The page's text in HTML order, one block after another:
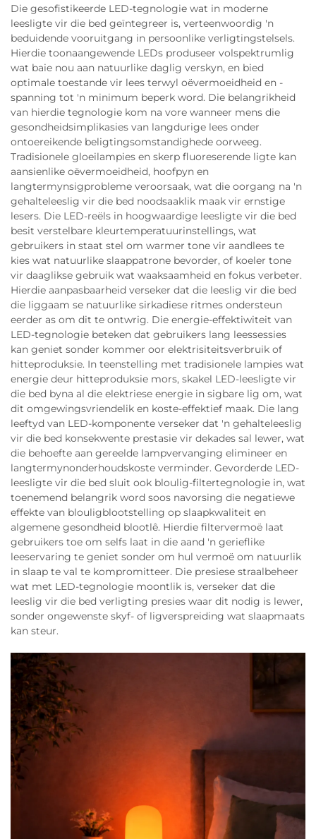
Die gesofistikeerde LED-tegnologie wat in moderne
leesligte vir die bed geïntegreer is, verteenwoordig 'n
beduidende vooruitgang in persoonlike verligtingstelsels.
Hierdie toonaangewende LEDs produseer volspektrumlig
wat baie nou aan natuurlike daglig verskyn, en bied
optimale toestande vir lees terwyl oëvermoeidheid en -
spanning tot 'n minimum beperk word. Die belangrikheid
van hierdie tegnologie kom na vore wanneer mens die
gesondheidsimplikasies van langdurige lees onder
ontoereikende beligtingsomstandighede oorweeg.
Tradisionele gloeilampies en skerp fluoreserende ligte kan
aansienlike oëvermoeidheid, hoofpyn en
langtermynsigprobleme veroorsaak, wat die oorgang na 'n
gehalteleeslig vir die bed noodsaaklik maak vir ernstige
lesers. Die LED-reëls in hoogwaardige leesligte vir die bed
besit verstelbare kleurtemperatuurinstellings, wat
gebruikers in staat stel om warmer tone vir aandlees te
kies wat natuurlike slaappatrone bevorder, of koeler tone
vir daaglikse gebruik wat waaksaamheid en fokus verbeter.
Hierdie aanpasbaarheid verseker dat die leeslig vir die bed
die liggaam se natuurlike sirkadiese ritmes ondersteun
eerder as om dit te ontwrig. Die energie-effektiwiteit van
LED-tegnologie beteken dat gebruikers lang leessessies
kan geniet sonder kommer oor elektrisiteitsverbruik of
hitteproduksie. In teenstelling met tradisionele lampies wat
energie deur hitteproduksie mors, skakel LED-leesligte vir
die bed byna al die elektriese energie in sigbare lig om, wat
dit omgewingsvriendelik en koste-effektief maak. Die lang
leeftyd van LED-komponente verseker dat 'n gehalteleeslig
vir die bed konsekwente prestasie vir dekades sal lewer, wat
die behoefte aan gereelde lampvervanging elimineer en
langtermynonderhoudskoste verminder. Gevorderde LED-
leesligte vir die bed sluit ook bloulig-filtertegnologie in, wat
toenemend belangrik word soos navorsing die negatiewe
effekte van blouligblootstelling op slaapkwaliteit en
algemene gesondheid blootlê. Hierdie filtervermoë laat
gebruikers toe om selfs laat in die aand 'n gerieflike
leeservaring te geniet sonder om hul vermoë om natuurlik
in slaap te val te kompromitteer. Die presiese straalbeheer
wat met LED-tegnologie moontlik is, verseker dat die
leeslig vir die bed verligting presies waar dit nodig is lewer,
sonder ongewenste skyf- of ligverspreiding wat slaapmaats
kan steur.